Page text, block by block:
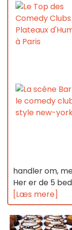
handler om,
Her er de 5
[Læs mere]